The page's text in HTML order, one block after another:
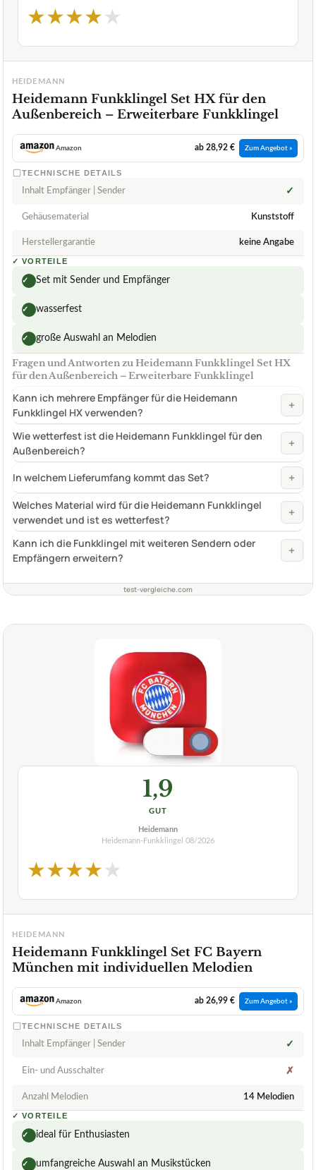
★★★★★
HEIDEMANN
Heidemann Funkklingel Set HX für den
Außenbereich – Erweiterbare Funkklingel
Amazon ab 28,92 € Zum Angebot »
TECHNISCHE DETAILS
Inhalt Empfänger | Sender ✓
Gehäusematerial Kunststoff
Herstellergarantie keine Angabe
✓ VORTEILE
✓ Set mit Sender und Empfänger
✓ wasserfest
✓ große Auswahl an Melodien
Fragen und Antworten zu Heidemann Funkklingel Set HX
für den Außenbereich – Erweiterbare Funkklingel
Kann ich mehrere Empfänger für die Heidemann
Funkklingel HX verwenden?
+
Wie wetterfest ist die Heidemann Funkklingel für den
Außenbereich?
+
In welchem Lieferumfang kommt das Set? +
Welches Material wird für die Heidemann Funkklingel
verwendet und ist es wetterfest?
+
Kann ich die Funkklingel mit weiteren Sendern oder
Empfängern erweitern?
+
test-vergleiche.com
1,9
GUT
Heidemann
Heidemann-Funkklingel
08/2026
★★★★★
HEIDEMANN
Heidemann Funkklingel Set FC Bayern
München mit individuellen Melodien
Amazon ab 26,99 € Zum Angebot »
TECHNISCHE DETAILS
Inhalt Empfänger | Sender ✓
Ein- und Ausschalter ✗
Anzahl Melodien 14 Melodien
✓ VORTEILE
✓ ideal für Enthusiasten
✓ umfangreiche Auswahl an Musikstücken